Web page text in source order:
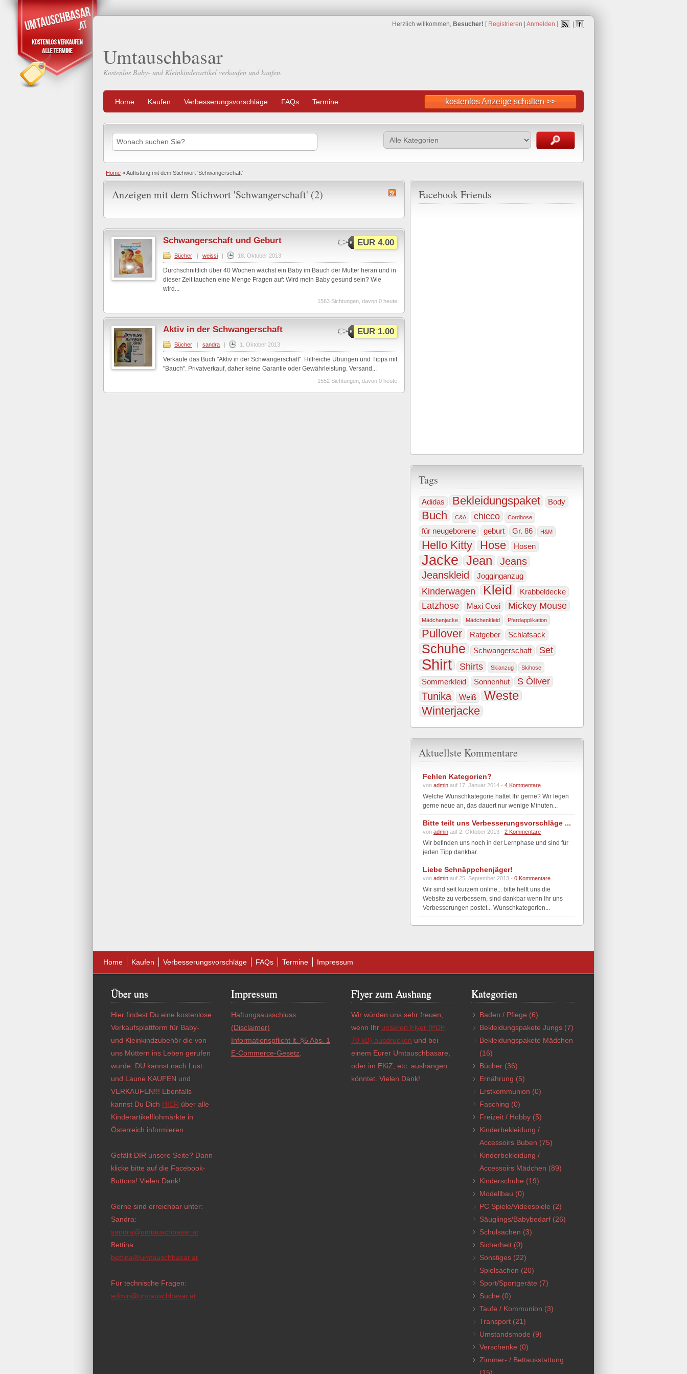
Herzlich willkommen, Besucher! [ Registrieren Anmelden ]
Umtauschbasar
Kostenlos Baby- und Kleinkinderartikel verkaufen und kaufen.
Home Kaufen Verbesserungsvorschläge FAQs Termine kostenlos Anzeige schalten >>
Home »Auflistung mit dem Stichwort 'Schwangerschaft'
Anzeigen mit dem Stichwort 'Schwangerschaft' (2)
EUR 4.00
Schwangerschaft und Geburt
Bücher | weissi | 18. Oktober 2013
Durchschnittlich über 40 Wochen wächst ein Baby im Bauch der Mutter heran und in
dieser Zeit tauchen eine Menge Fragen auf: Wird mein Baby gesund sein? Wie
wird...
1563 Sichtungen, davon 0 heute
EUR 1.00
Aktiv in der Schwangerschaft
Bücher | sandra | 1. Oktober 2013
Verkaufe das Buch "Aktiv in der Schwangerschaft". Hilfreiche Übungen und Tipps mit
"Bauch". Privatverkauf, daher keine Garantie oder Gewährleistung. Versand...
1552 Sichtungen, davon 0 heute
Facebook Friends
Tags
Adidas Bekleidungspaket Body
Buch C&A chicco Cordhose
für neugeborene geburt Gr. 86 H&M
Hello Kitty Hose Hosen
Jacke Jean
Jeans
Jeanskleid
Jogginganzug
Kinderwagen Kleid Krabbeldecke
Latzhose Maxi Cosi Mickey Mouse
Mädchenjacke Mädchenkleid Pferdapplikation
Pullover Ratgeber Schlafsack
Schuhe Schwangerschaft Set
Shirt Shirts Skianzug Skihose
Sommerkleid Sonnenhut S Òliver
Tunika Weiß Weste
Winterjacke
Aktuellste Kommentare
Fehlen Kategorien?
von admin auf 17. Januar 2014 - 4 Kommentare
Welche Wunschkategorie hättet Ihr gerne? Wir legen
gerne neue an, das dauert nur wenige Minuten...
Bitte teilt uns Verbesserungsvorschläge ...
von admin auf 2. Oktober 2013 - 2 Kommentare
Wir befinden uns noch in der Lernphase und sind für
jeden Tipp dankbar.
Liebe Schnäppchenjäger!
von admin auf 25. September 2013 - 0 Kommentare
Wir sind seit kurzem online... bitte helft uns die
Website zu verbessern, sind dankbar wenn Ihr uns
Verbesserungen postet... Wunschkategorien...
Home Kaufen Verbesserungsvorschläge FAQs Termine Impressum
Über uns
Hier findest Du eine kostenlose
Verkaufsplattform für Baby-
und Kleinkindzubehör die von
uns Müttern ins Leben gerufen
wurde. DU kannst nach Lust
und Laune KAUFEN und
VERKAUFEN!!! Ebenfalls
kannst Du Dich HIER über alle
Kinderartikelflohmärkte in
Österreich informieren.
Gefällt DIR unsere Seite? Dann
klicke bitte auf die Facebook-
Buttons! Vielen Dank!
Gerne sind erreichbar unter:
Sandra:
sandra@umtauschbasar.at
Bettina:
bettina@umtauschbasar.at
Für technische Fragen:
admin@umtauschbasar.at
Impressum
Haftungsausschluss
(Disclaimer)
Informationspflicht lt. §5 Abs. 1
E-Commerce-Gesetz
Flyer zum Aushang
Wir würden uns sehr freuen,
wenn Ihr unseren Flyer (PDF,
70 kB) ausdrucken und bei
einem Eurer Umtauschbasare,
oder im EKiZ, etc. aushängen
könntet. Vielen Dank!
Kategorien
Baden / Pflege (6)
Bekleidungspakete Jungs (7)
Bekleidungspakete Mädchen
(16)
Bücher (36)
Ernährung (5)
Erstkommunion (0)
Fasching (0)
Freizeit / Hobby (5)
Kinderbekleidung /
Accessoirs Buben (75)
Kinderbekleidung /
Accessoirs Mädchen (89)
Kinderschuhe (19)
Modellbau (0)
PC Spiele/Videospiele (2)
Säuglings/Babybedarf (26)
Schulsachen (3)
Sicherheit (0)
Sonstiges (22)
Spielsachen (20)
Sport/Sportgeräte (7)
Suche (0)
Taufe / Kommunion (3)
Transport (21)
Umstandsmode (9)
Verschenke (0)
Zimmer- / Bettausstattung
(15)